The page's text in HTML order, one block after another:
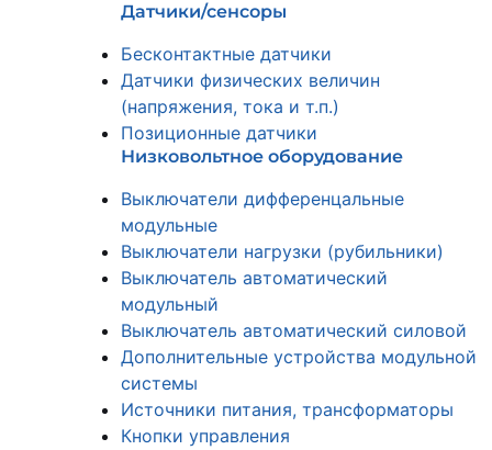
Датчики/сенсоры
Бесконтактные датчики
Датчики физических величин
(напряжения, тока и т.п.)
Позиционные датчики
Низковольтное оборудование
Выключатели дифференцальные
модульные
Выключатели нагрузки (рубильники)
Выключатель автоматический
модульный
Выключатель автоматический силовой
Дополнительные устройства модульной
системы
Источники питания, трансформаторы
Кнопки управления